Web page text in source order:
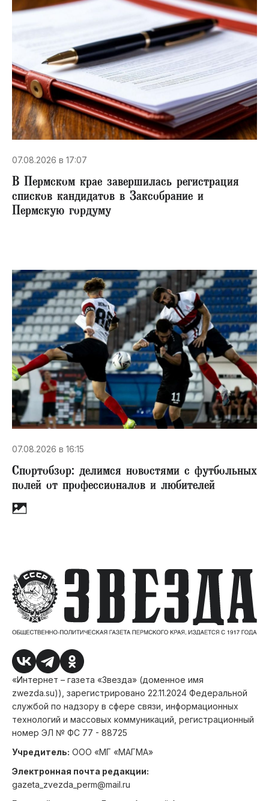
07.08.2026 в 17:07
В Пермском крае завершилась регистрация
списков кандидатов в Заксобрание и
Пермскую гордуму
07.08.2026 в 16:15
Спортобзор: делимся новостями с футбольных
полей от профессионалов и любителей
«Интернет – газета «Звезда» (доменное имя
zwezda.su)), зарегистрировано 22.11.2024 Федеральной
службой по надзору в сфере связи, информационных
технологий и массовых коммуникаций, регистрационный
номер ЭЛ № ФС 77 - 88725
Учредитель: ООО «МГ «МАГМА»
Электронная почта редакции:
gazeta_zvezda_perm@mail.ru